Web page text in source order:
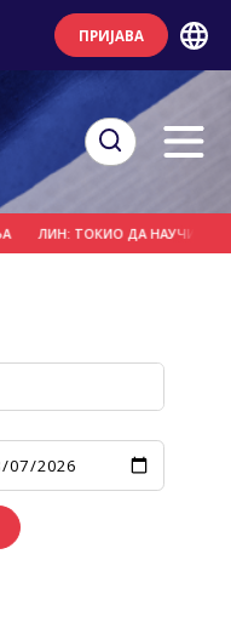
ПРИЈАВА
ЛИН: ТОКИО ДА НАУЧИ